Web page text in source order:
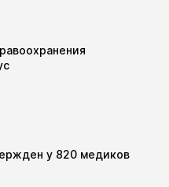
у 820 медиков